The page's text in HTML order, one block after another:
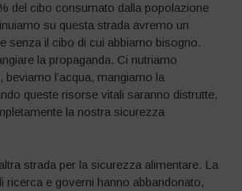
del cibo consumato dalla popolazione
su questa strada avremo un
senza il cibo di cui abbiamo bisogno.
la propaganda. Ci nutriamo
beviamo l’acqua, mangiamo la
queste risorse vitali saranno distrutte,
la nostra sicurezza
strada per la sicurezza alimentare. La
ricerca e governi hanno abbandonato,